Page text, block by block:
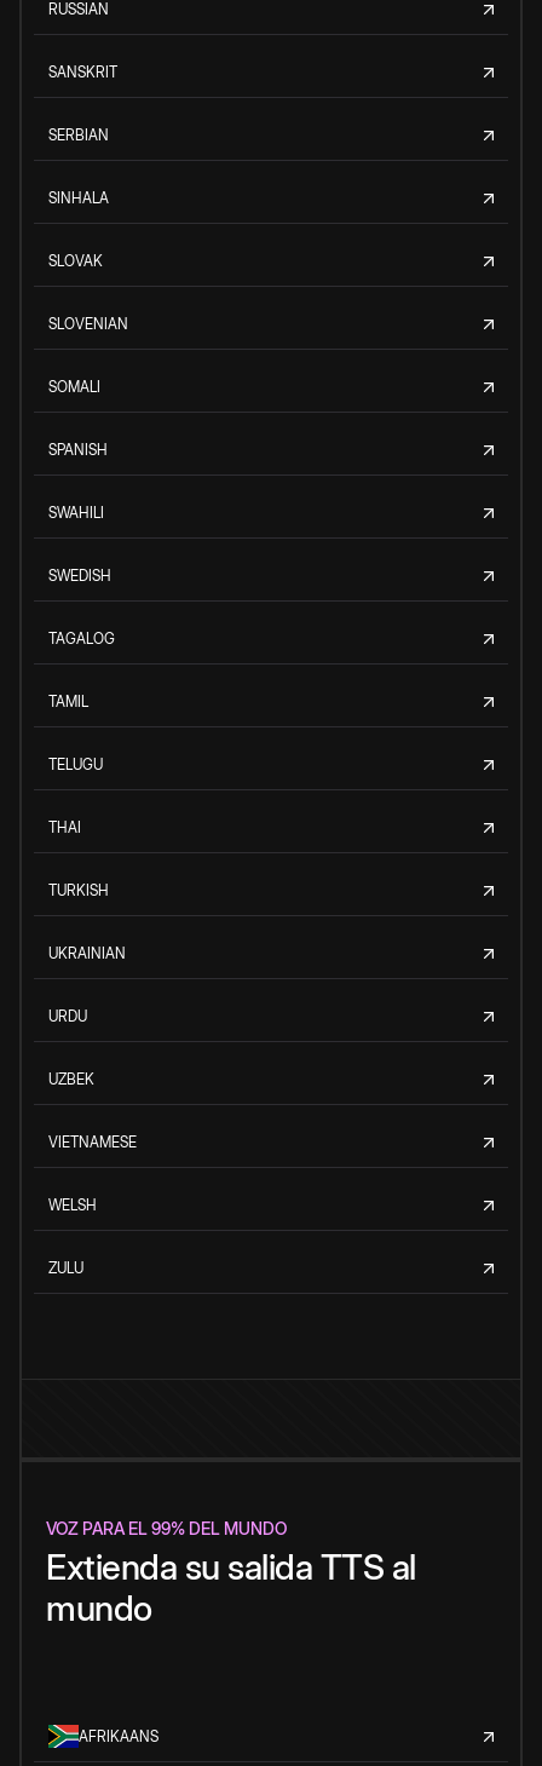
RUSSIAN
SANSKRIT
SERBIAN
SINHALA
SLOVAK
SLOVENIAN
SOMALI
SPANISH
SWAHILI
SWEDISH
TAGALOG
TAMIL
TELUGU
THAI
TURKISH
UKRAINIAN
URDU
UZBEK
VIETNAMESE
WELSH
ZULU
VOZ PARA EL 99% DEL MUNDO
Extienda su salida TTS al
mundo
AFRIKAANS